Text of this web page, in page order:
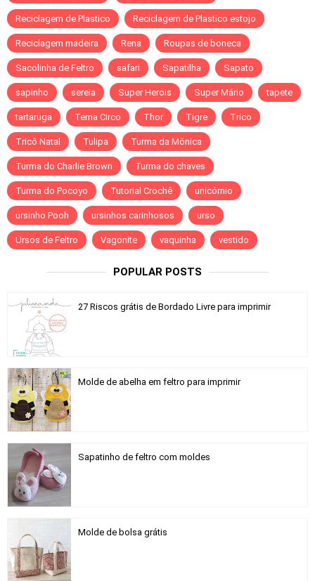
Reciclagem de Plastico Reciclagem de Plastico estojo
Reciclagem madeira Rena Roupas de boneca
Sacolinha de Feltro safari Sapatilha Sapato
sapinho sereia Super Herois Super Mário tapete
tartaruga Tema Circo Thor Tigre Trico
Tricô Natal Tulipa Turma da Mônica
Turma do Charlie Brown Turma do chaves
Turma do Pocoyo Tutorial Crochê unicórnio
ursinho Pooh ursinhos carinhosos urso
Ursos de Feltro Vagonite vaquinha vestido
POPULAR POSTS
27 Riscos grátis de Bordado Livre para imprimir
Molde de abelha em feltro para imprimir
Sapatinho de feltro com moldes
Molde de bolsa grátis